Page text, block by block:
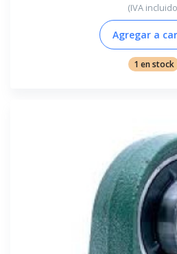
(IVA
Agregar a
1 en stock